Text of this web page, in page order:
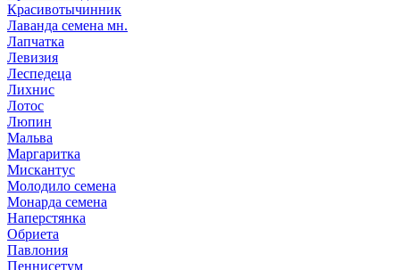
Красивотычинник
Лаванда семена мн.
Лапчатка
Левизия
Леспедеца
Лихнис
Лотос
Люпин
Мальва
Маргаритка
Мискантус
Молодило семена
Монарда семена
Наперстянка
Обриета
Павлония
Пеннисетум